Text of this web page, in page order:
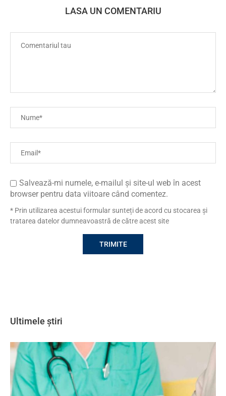
LASA UN COMENTARIU
Salvează-mi numele, e-mailul și site-ul web în acest
browser pentru data viitoare când comentez.
* Prin utilizarea acestui formular sunteți de acord cu stocarea și
tratarea datelor dumneavoastră de către acest site
Ultimele știri